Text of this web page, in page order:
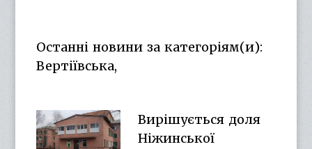
YouTube
Останні новини за категоріям(и):
Вертіївська,
Вирішується доля
Ніжинської